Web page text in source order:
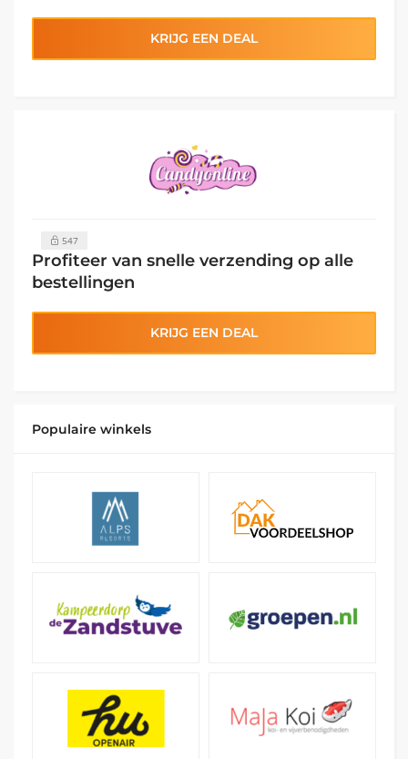
KRIJG EEN DEAL
547
Profiteer van snelle verzending op alle
bestellingen
KRIJG EEN DEAL
Populaire winkels